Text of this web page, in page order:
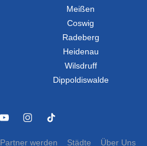
Meißen
Coswig
Radeberg
Heidenau
Wilsdruff
Dippoldiswalde
Partner werden Städte Über Uns